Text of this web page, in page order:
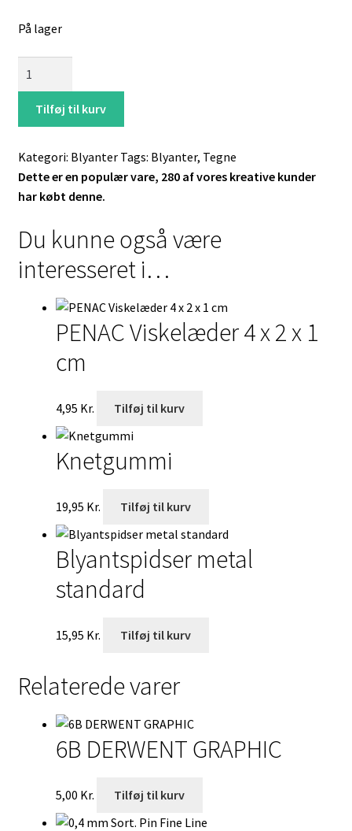
På lager
stk.
HB
antal
Tilføj til kurv
Kategori: Blyanter Tags: Blyanter, Tegne
Dette er en populær vare, 280 af vores kreative kunder
har købt denne.
Du kunne også være
interesseret i…
PENAC Viskelæder 4 x 2 x 1
cm
4,95 Kr. Tilføj til kurv
Knetgummi
19,95 Kr. Tilføj til kurv
Blyantspidser metal
standard
15,95 Kr. Tilføj til kurv
Relaterede varer
6B DERWENT GRAPHIC
5,00 Kr. Tilføj til kurv